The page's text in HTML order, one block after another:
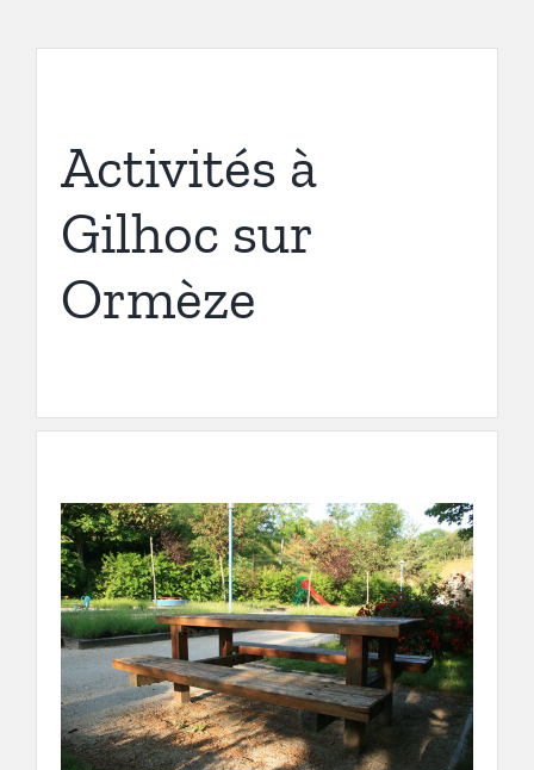
Activités à
Gilhoc sur
Ormèze